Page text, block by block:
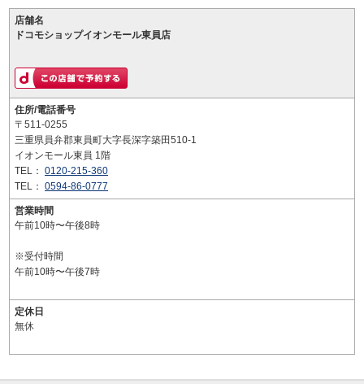
店舗名
ドコモショップイオンモール東員店
住所/電話番号
〒511-0255
三重県員弁郡東員町大字長深字築田510-1
イオンモール東員 1階
TEL： 0120-215-360
TEL： 0594-86-0777
営業時間
午前10時〜午後8時
※受付時間
午前10時〜午後7時
定休日
無休